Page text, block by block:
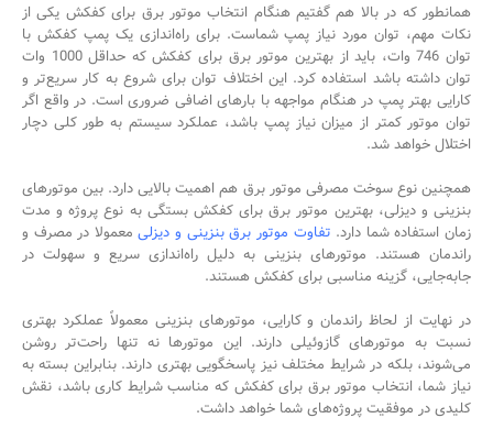
همانطور که در بالا هم گفتیم هنگام انتخاب موتور برق برای کفکش یکی از
نکات مهم، توان مورد نیاز پمپ شماست. برای راه‌اندازی یک پمپ کفکش با
توان 746 وات، باید از بهترین موتور برق برای کفکش که حداقل 1000 وات
توان داشته باشد استفاده کرد. این اختلاف توان برای شروع به کار سریع‌تر و
کارایی بهتر پمپ در هنگام مواجهه با بارهای اضافی ضروری است. در واقع اگر
توان موتور کمتر از میزان نیاز پمپ باشد، عملکرد سیستم به طور کلی دچار
اختلال خواهد شد.
همچنین نوع سوخت مصرفی موتور برق هم اهمیت بالایی دارد. بین موتورهای
بنزینی و دیزلی، بهترین موتور برق برای کفکش بستگی به نوع پروژه و مدت
زمان استفاده شما دارد. تفاوت موتور برق بنزینی و دیزلیمعمولا در مصرف و
راندمان هستند. موتورهای بنزینی به دلیل راه‌اندازی سریع و سهولت در
جابه‌جایی، گزینه مناسبی برای کفکش هستند.
در نهایت از لحاظ راندمان و کارایی، موتورهای بنزینی معمولاً عملکرد بهتری
نسبت به موتورهای گازوئیلی دارند. این موتورها نه تنها راحت‌تر روشن
می‌شوند، بلکه در شرایط مختلف نیز پاسخگویی بهتری دارند. بنابراین بسته به
نیاز شما، انتخاب موتور برق برای کفکش که مناسب شرایط کاری باشد، نقش
کلیدی در موفقیت پروژه‌های شما خواهد داشت.